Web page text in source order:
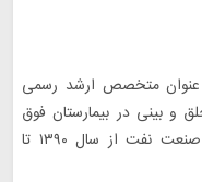
متخصص ارشد رسمی
و بینی در بیمارستان فوق
تخصصی صنعت نفت از سال ۱۳۹۰ تا